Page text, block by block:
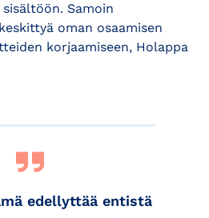
Samoin
oman osaamisen
korjaamiseen, Holappa
edellyttää entistä